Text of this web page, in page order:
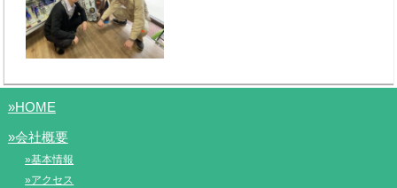
»HOME
»会社概要
»基本情報
»アクセス